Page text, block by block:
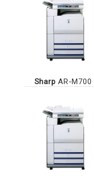
Sharp AR-M700